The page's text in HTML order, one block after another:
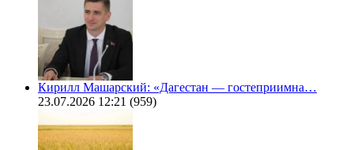
Кирилл Машарский: «Дагестан — гостеприимна…
23.07.2026 12:21 (959)